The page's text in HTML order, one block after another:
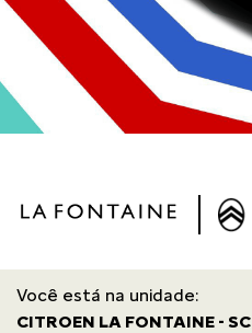
Você está na unidade:
CITROEN LA FONTAINE - SC